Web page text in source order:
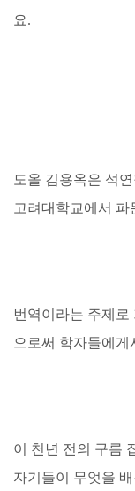
요.
도올 김용옥은 석
고려대학교에서 파
번역이라는 주제
으로써 학자들에게
이 천년 전의 구름
자기들이 무엇을